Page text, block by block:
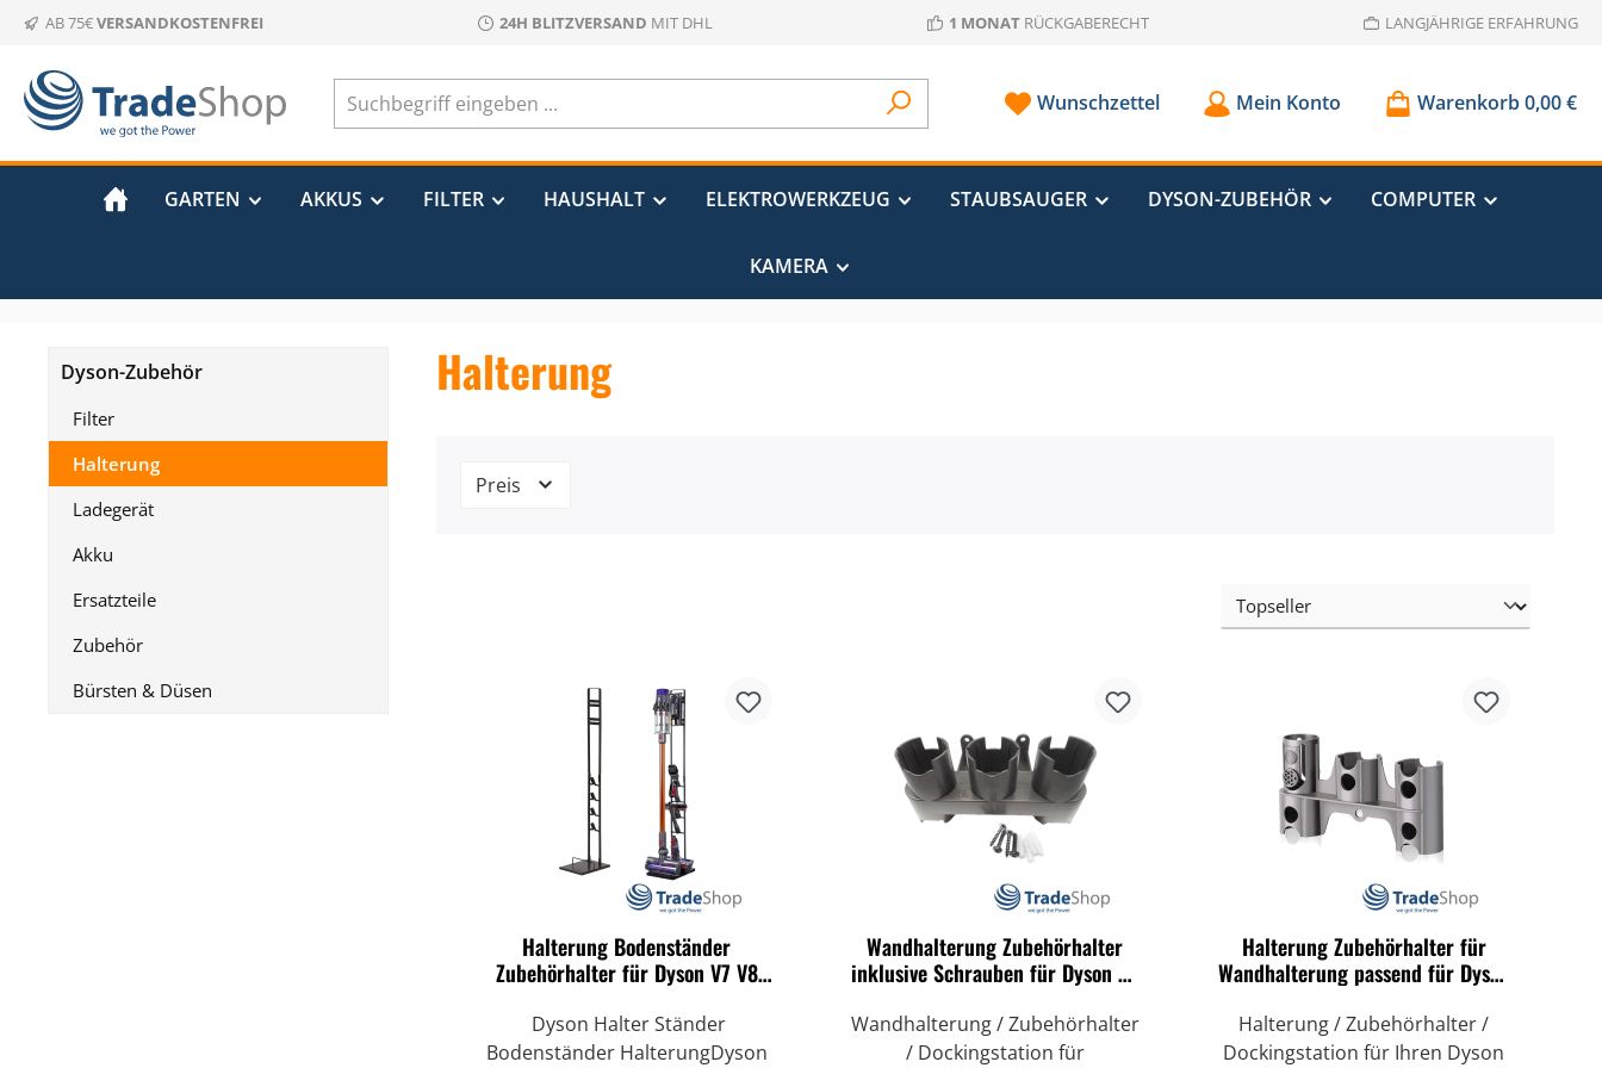
Hauptinhalt springen
Zur Suche springen
Zur Hauptnavigation springen
AB 75€VERSANDKOSTENFREI 24H BLITZVERSAND MIT DHL 1 MONAT RÜCKGABERECHT LANGJÄHRIGE ERFAHRUNG
Wunschzettel Mein Konto Warenkorb0,00 €
GARTEN AKKUS FILTER HAUSHALT ELEKTROWERKZEUG STAUBSAUGER DYSON-ZUBEHÖR COMPUTER
KAMERA
Dyson-Zubehör
Filter
Halterung
Ladegerät
Akku
Ersatzteile
Zubehör
Bürsten & Düsen
Halterung
Preis
Halterung Bodenständer
Zubehörhalter für Dyson V7 V8
Dyson Halter Ständer
Bodenständer HalterungDyson
Wandhalterung Zubehörhalter
inklusive Schrauben für Dyson V7
Wandhalterung / Zubehörhalter
/ Dockingstation für
Halterung Zubehörhalter für
Wandhalterung passend für Dyson
Halterung / Zubehörhalter /
Dockingstation für Ihren Dyson